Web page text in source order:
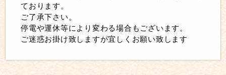
ております。
ご了承下さい。
停電や運休等により変わる場合もございます。
ご迷惑お掛け致しますが宜しくお願い致します